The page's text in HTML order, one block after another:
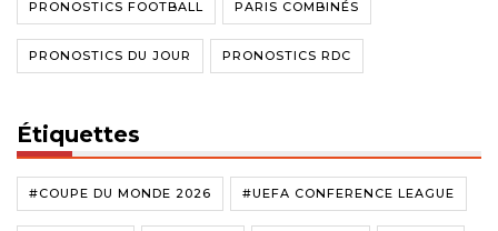
PRONOSTICS FOOTBALL PARIS COMBINÉS
PRONOSTICS DU JOUR PRONOSTICS RDC
Étiquettes
#COUPE DU MONDE 2026 #UEFA CONFERENCE LEAGUE